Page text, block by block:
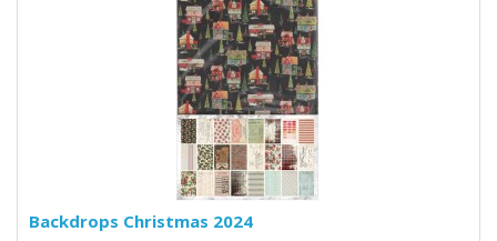
Backdrops Christmas 2024